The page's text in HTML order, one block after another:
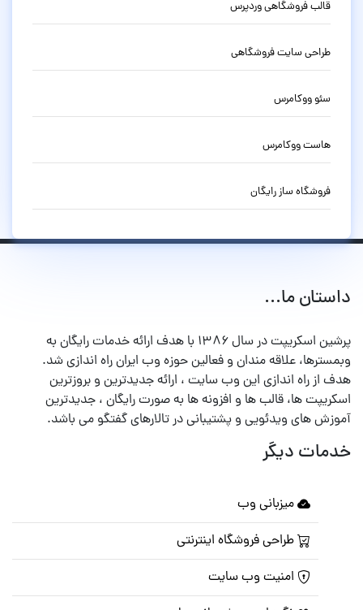
قالب فروشگاهی وردپرس
طراحی سایت فروشگاهی
سئو ووکامرس
هاست ووکامرس
فروشگاه ساز رایگان
داستان ما...
پرشین اسکریپت در سال ۱۳۸۶ با هدف ارائه خدمات رایگان به
وبمسترها، علاقه مندان و فعالین حوزه وب ایران راه اندازی شد.
هدف از راه اندازی این وب سایت ، ارائه جدیدترین و بروزترین
اسکریپت ها، قالب ها و افزونه ها به صورت رایگان ، جدیدترین
آموزش های ویدئویی و پشتیبانی در تالارهای گفتگو می باشد.
خدمات دیگر
میزبانی وب
طراحی فروشگاه اینترنتی
امنیت وب سایت